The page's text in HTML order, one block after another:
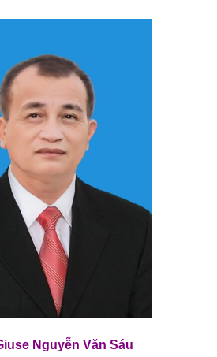
Nguyễn Văn Sáu